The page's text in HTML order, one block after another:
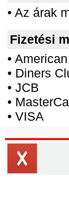
• Az árak
Fizetési
•
• Diners
• JCB
•
• VISA